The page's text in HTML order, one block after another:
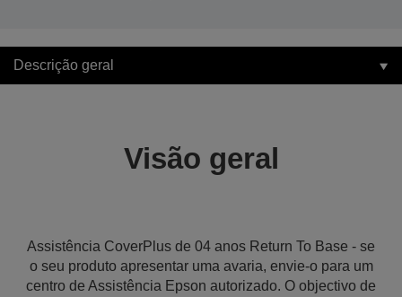
Descrição geral
Visão geral
Assistência CoverPlus de 04 anos Return To Base - se
o seu produto apresentar uma avaria, envie-o para um
centro de Assistência Epson autorizado. O objectivo de